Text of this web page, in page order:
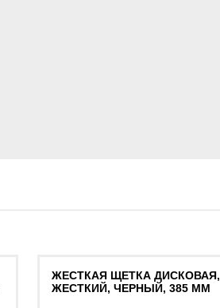
ЖЕСТКАЯ ЩЕТКА ДИСКОВАЯ,
ЖЕСТКИЙ, ЧЕРНЫЙ, 385 MM